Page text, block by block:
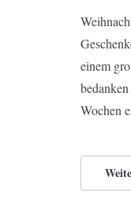
einem
Wochen